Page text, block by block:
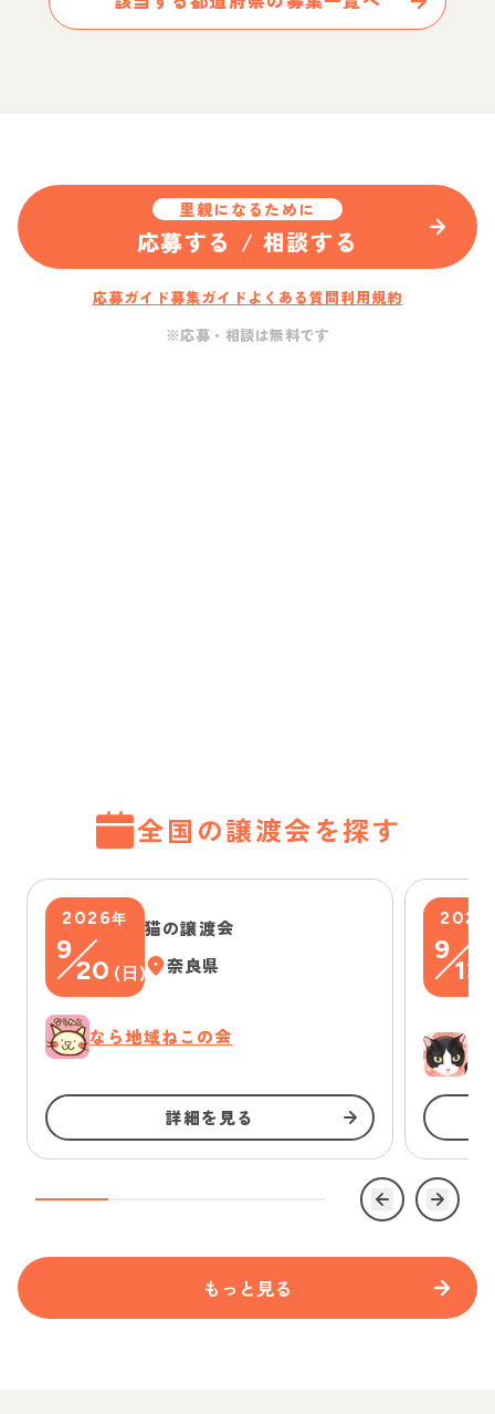
里親になるために
応募する / 相談する
応募ガイド募集ガイド よくある質問利用規約
※応募・相談は無料です
全国の譲渡会を探す
2026年
9
20 ( 日)
猫の譲渡会
奈良県
なら地域ねこの会
詳細を見る
2026
9
13
ゆ
もっと見る